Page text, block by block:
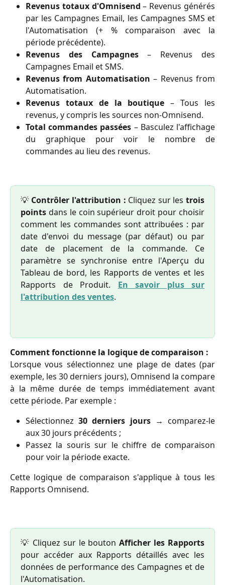
Revenus totaux d'Omnisend – Revenus générés
par les Campagnes Email, les Campagnes SMS et
l'Automatisation (+ % comparaison avec la
période précédente).
Revenus des Campagnes– Revenus des
Campagnes Email et SMS.
Revenus from Automatisation– Revenus from
Automatisation.
Revenus totaux de la boutique – Tous les
revenus, y compris les sources non-Omnisend.
Total commandes passées – Basculez l'affichage
du graphique pour voir le nombre de
commandes au lieu des revenus.
💡 Contrôler l'attribution : Cliquez sur les trois
points dans le coin supérieur droit pour choisir
comment les commandes sont attribuées : par
date d'envoi du message (par défaut) ou par
date de placement de la commande. Ce
paramètre se synchronise entre l'Aperçu du
Tableau de bord, les Rapports de ventes et les
Rapports de Produit. En savoir plus sur
l'attribution des ventes.
Comment fonctionne la logique de comparaison :
Lorsque vous sélectionnez une plage de dates (par
exemple, les 30 derniers jours), Omnisend la compare
à la même durée de temps immédiatement avant
cette période. Par exemple :
Sélectionnez30 derniers jours→ comparez-le
aux 30 jours précédents ;
Passez la souris sur le chiffre de comparaison
pour voir la période exacte.
Cette logique de comparaison s'applique à tous les
Rapports Omnisend.
💡 Cliquez sur le boutonAfficher les Rapports
pour accéder aux Rapports détaillés avec les
données de performance des Campagnes et de
l'Automatisation.